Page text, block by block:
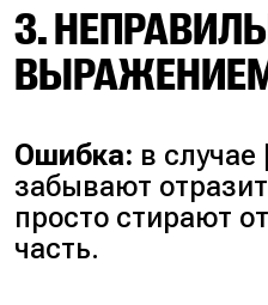
3.
Ошибка: в случае
забывают
просто стирают
часть.